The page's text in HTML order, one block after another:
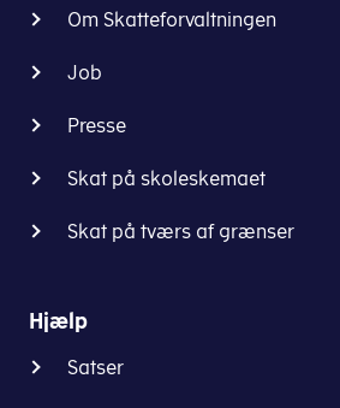
Om Skatteforvaltningen
Job
Presse
Skat på skoleskemaet
Skat på tværs af grænser
Hjælp
Satser